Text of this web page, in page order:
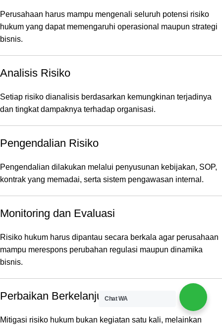
Perusahaan harus mampu mengenali seluruh potensi risiko
hukum yang dapat memengaruhi operasional maupun strategi
bisnis.
Analisis Risiko
Setiap risiko dianalisis berdasarkan kemungkinan terjadinya
dan tingkat dampaknya terhadap organisasi.
Pengendalian Risiko
Pengendalian dilakukan melalui penyusunan kebijakan, SOP,
kontrak yang memadai, serta sistem pengawasan internal.
Monitoring dan Evaluasi
Risiko hukum harus dipantau secara berkala agar perusahaan
mampu merespons perubahan regulasi maupun dinamika
bisnis.
Perbaikan Berkelanjutan
Mitigasi risiko hukum bukan kegiatan satu kali, melainkan
Chat WA